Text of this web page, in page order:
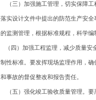
（三）加强施工管理，切实保障工
落实设计文件中提出的防范生产安
的监测管理，根据标准规程，科学
（四）加强工程监理，减少质量安
制性标准。要发挥现场监理作用，
和事故的督促整改和报告责任。
（五）强化竣工验收质量管理。要